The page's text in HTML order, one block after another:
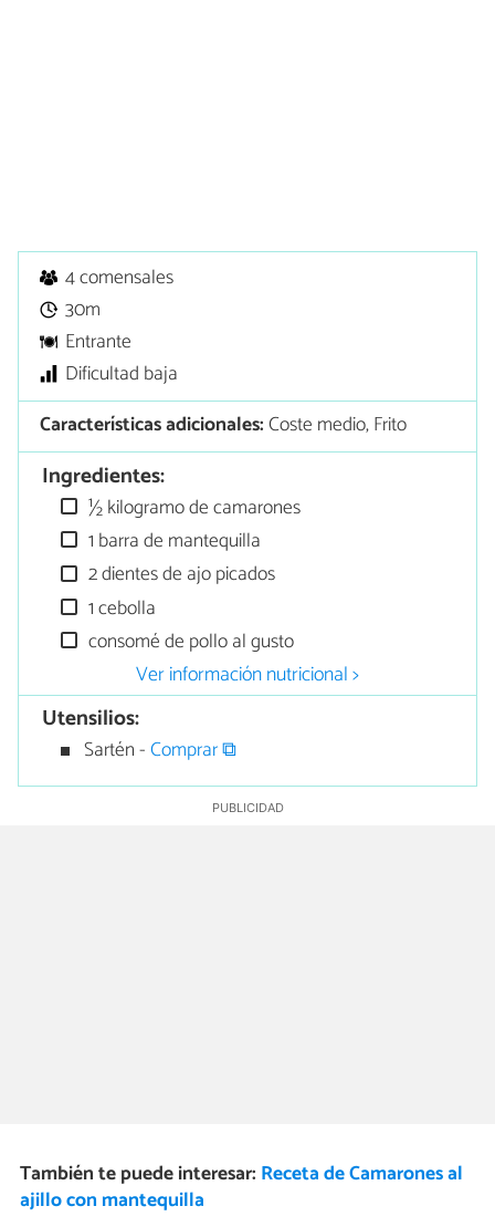
4 comensales
30m
Entrante
Dificultad baja
Características adicionales:Coste medio, Frito
Ingredientes:
½ kilogramo de camarones
1 barra de mantequilla
2 dientes de ajo picados
1 cebolla
consomé de pollo al gusto
Ver información nutricional >
Utensilios:
Sartén -Comprar ⧉
También te puede interesar: Receta de Camarones al
ajillo con mantequilla